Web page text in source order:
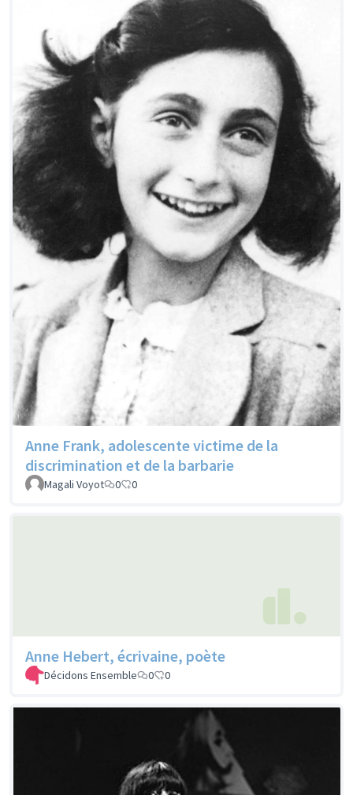
Anne Frank, adolescente victime de la
discrimination et de la barbarie
Magali Voyot 0 0
Anne Hebert, écrivaine, poète
Décidons Ensemble 0 0